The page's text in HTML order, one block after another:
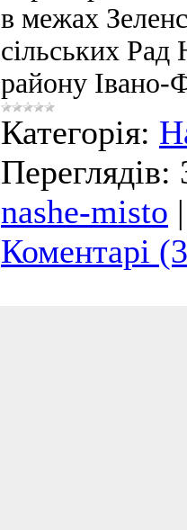
в межах
сільських Рад
району Івано-
Категорія:
Переглядів:
nashe-misto
Коментарі